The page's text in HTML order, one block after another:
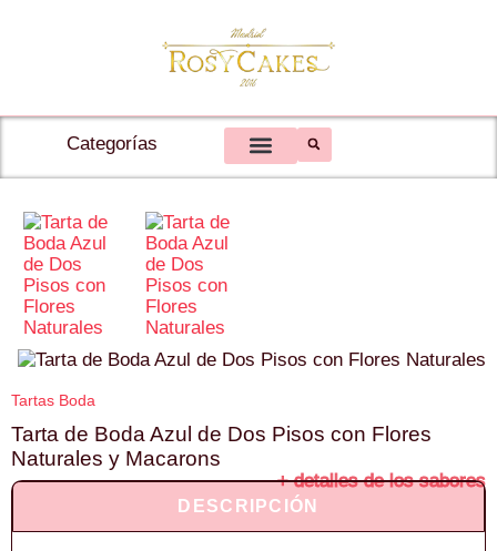
Categorías
Tartas Boda
Tarta de Boda Azul de Dos Pisos con Flores
Naturales y Macarons
+ detalles de los sabores
DESCRIPCIÓN